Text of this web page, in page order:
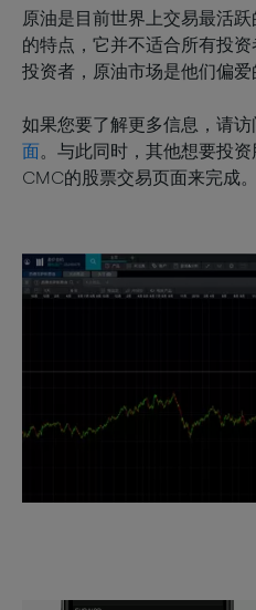
原油是目前世界上交易最活
的特点，它并不适合所有投
投资者，原油市场是他们偏爱
如果您要了解更多信息，请
面 。与此同时，其他想要投
CMC的股票交易页面来完成。